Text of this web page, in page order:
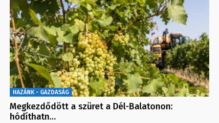
HAZÁNK - GAZDASÁG
Megkezdődött a szüret a Dél-Balatonon:
hódíthatn…